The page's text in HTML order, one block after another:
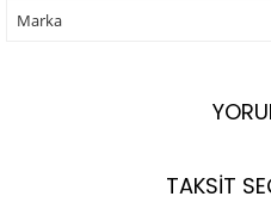
Marka
TAKSİT